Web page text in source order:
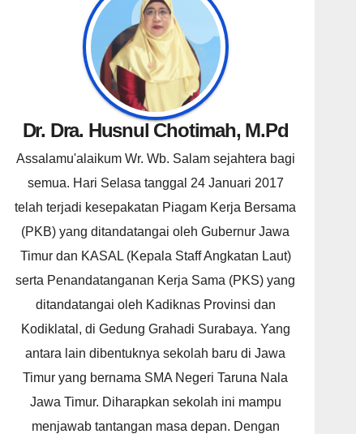
Dr. Dra. Husnul Chotimah, M.Pd
Assalamu'alaikum Wr. Wb. Salam sejahtera bagi
semua. Hari Selasa tanggal 24 Januari 2017
telah terjadi kesepakatan Piagam Kerja Bersama
(PKB) yang ditandatangai oleh Gubernur Jawa
Timur dan KASAL (Kepala Staff Angkatan Laut)
serta Penandatanganan Kerja Sama (PKS) yang
ditandatangai oleh Kadiknas Provinsi dan
Kodiklatal, di Gedung Grahadi Surabaya. Yang
antara lain dibentuknya sekolah baru di Jawa
Timur yang bernama SMA Negeri Taruna Nala
Jawa Timur. Diharapkan sekolah ini mampu
menjawab tantangan masa depan. Dengan